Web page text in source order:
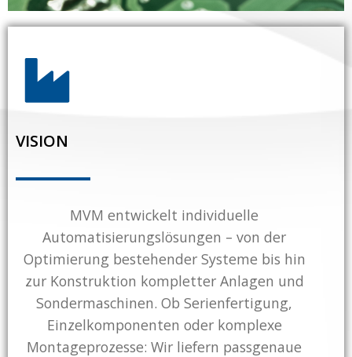
VISION
MVM entwickelt individuelle
Automatisierungslösungen – von der
Optimierung bestehender Systeme bis hin
zur Konstruktion kompletter Anlagen und
Sondermaschinen. Ob Serienfertigung,
Einzelkomponenten oder komplexe
Montageprozesse: Wir liefern passgenaue